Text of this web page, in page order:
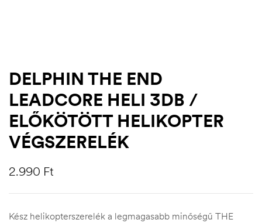
DELPHIN THE END
LEADCORE HELI 3DB /
ELŐKÖTÖTT HELIKOPTER
VÉGSZERELÉK
2.990 Ft
Kész helikopterszerelék a legmagasabb minőségű THE